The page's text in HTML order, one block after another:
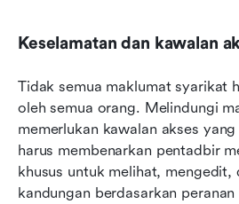
Keselamatan dan kawalan
Tidak semua maklumat syarikat
oleh semua orang. Melindungi
memerlukan kawalan akses
harus membenarkan pentadbir
khusus untuk melihat, mengedit,
kandungan berdasarkan